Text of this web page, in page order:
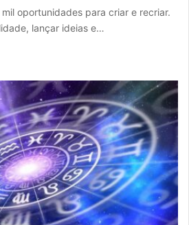
oportunidades para criar e recriar.
lançar ideias e…